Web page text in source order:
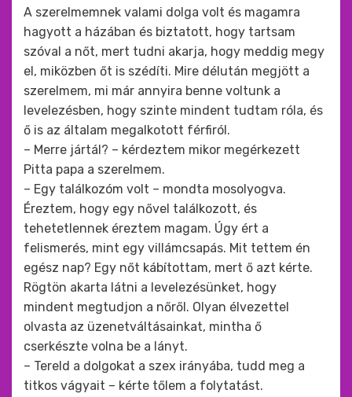
A szerelmemnek valami dolga volt és magamra
hagyott a házában és biztatott, hogy tartsam
szóval a nőt, mert tudni akarja, hogy meddig megy
el, miközben őt is szédíti. Mire délután megjött a
szerelmem, mi már annyira benne voltunk a
levelezésben, hogy szinte mindent tudtam róla, és
ő is az általam megalkotott férfiról.
– Merre jártál? – kérdeztem mikor megérkezett
Pitta papa a szerelmem.
– Egy találkozóm volt – mondta mosolyogva.
Éreztem, hogy egy nővel találkozott, és
tehetetlennek éreztem magam. Úgy ért a
felismerés, mint egy villámcsapás. Mit tettem én
egész nap? Egy nőt kábítottam, mert ő azt kérte.
Rögtön akarta látni a levelezésünket, hogy
mindent megtudjon a nőről. Olyan élvezettel
olvasta az üzenetváltásainkat, mintha ő
cserkészte volna be a lányt.
– Tereld a dolgokat a szex irányába, tudd meg a
titkos vágyait – kérte tőlem a folytatást.